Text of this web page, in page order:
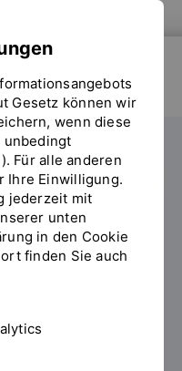
Gesetz können wir
wenn diese
Für alle anderen
Ihre Einwilligung.
jederzeit mit
unten
in den Cookie
finden Sie auch